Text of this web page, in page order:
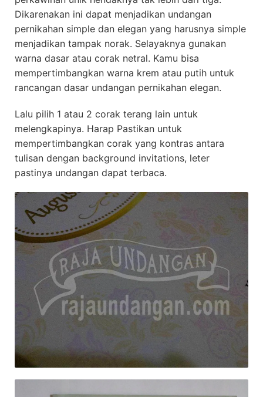
Dikarenakan ini dapat menjadikan undangan
pernikahan simple dan elegan yang harusnya simple
menjadikan tampak norak. Selayaknya gunakan
warna dasar atau corak netral. Kamu bisa
mempertimbangkan warna krem atau putih untuk
rancangan dasar undangan pernikahan elegan.
Lalu pilih 1 atau 2 corak terang lain untuk
melengkapinya. Harap Pastikan untuk
mempertimbangkan corak yang kontras antara
tulisan dengan background invitations, leter
pastinya undangan dapat terbaca.